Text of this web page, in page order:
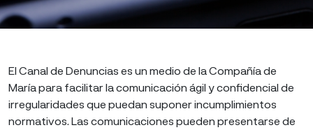
El Canal de Denuncias es un medio de la Compañía de
María para facilitar la comunicación ágil y confidencial de
irregularidades que puedan suponer incumplimientos
normativos. Las comunicaciones pueden presentarse de